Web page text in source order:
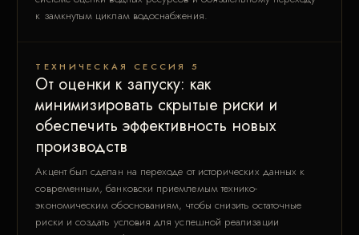
к замкнутым циклам водоснабжения.
ТЕХНИЧЕСКАЯ СЕССИЯ 5
От оценки к запуску: как
минимизировать скрытые риски и
обеспечить эффективность новых
производств
Акцент был сделан на переходе от исторических данных к
современным, банковски приемлемым технико-
экономическим обоснованиям, чтобы снизить остаточные
риски и создать условия для успешной реализации